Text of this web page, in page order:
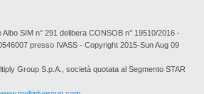
SIM n° 291 delibera CONSOB n° 19510/2016 -
presso IVASS - Copyright 2015-Sun Aug 09
Group S.p.A., società quotata al Segmento STAR